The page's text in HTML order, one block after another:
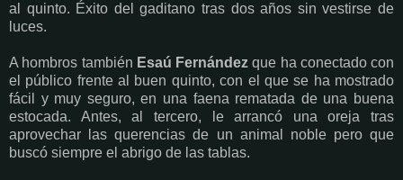
al quinto. Éxito del gaditano tras dos años sin vestirse de
luces.
A hombros también Esaú Fernández que ha conectado con
el público frente al buen quinto, con el que se ha mostrado
fácil y muy seguro, en una faena rematada de una buena
estocada. Antes, al tercero, le arrancó una oreja tras
aprovechar las querencias de un animal noble pero que
buscó siempre el abrigo de las tablas.